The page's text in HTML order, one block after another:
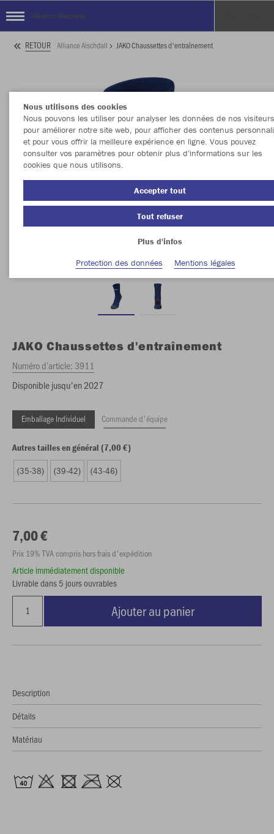
Alliance Aischdall
RETOUR Alliance Aischdall JAKO Chaussettes d'entraînement
JAKO Chaussettes d'entraînement
Numéro d’article:3911
Disponible jusqu'en 2027
Emballage Individuel Commande d'équipe
Autres tailles en général (7,00 €)
(35-38) (39-42) (43-46)
7,00 €
Prix 19% TVA compris hors frais d'expédition
Article immédiatement disponible
Livrable dans 5 jours ouvrables
Ajouter au panier
Description
Détails
Matériau
Nous utilisons des cookies
Nous pouvons les utiliser pour analyser les données de nos
pour améliorer notre site web, pour afficher des contenus
et pour vous offrir la meilleure expérience en ligne. Vous pouvez
consulter vos paramètres pour obtenir plus d'informations sur les
cookies que nous utilisons.
Accepter tout
Tout refuser
Plus d'infos
Protection des données
Mentions légales